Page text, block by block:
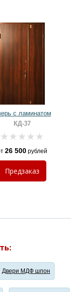
с ламинатом
КД-37
26 500рублей
Предзаказ
Двери МДФ шпон